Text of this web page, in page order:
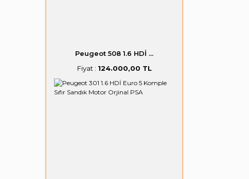
Peugeot 508 1.6 HDİ ...
Fiyat : 124.000,00 TL